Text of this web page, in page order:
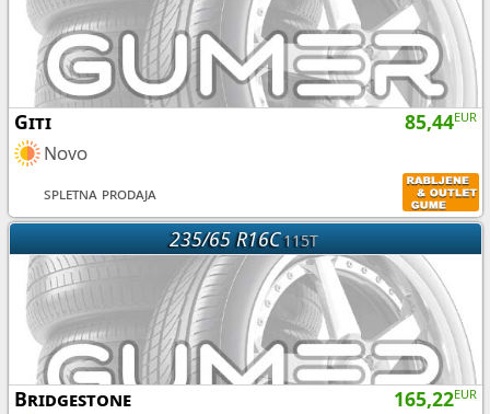
85,44EUR
Giti
Novo
spletna prodaja
235/65 R16C115T
165,22EUR
Bridgestone